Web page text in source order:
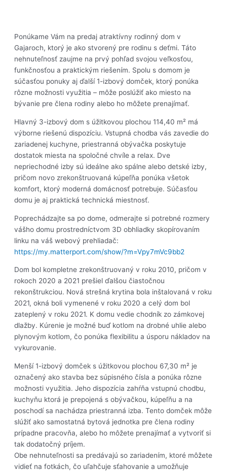
Ponúkame Vám na predaj atraktívny rodinný dom v
Gajaroch, ktorý je ako stvorený pre rodinu s deťmi. Táto
nehnuteľnosť zaujme na prvý pohľad svojou veľkosťou,
funkčnosťou a praktickým riešením. Spolu s domom je
súčasťou ponuky aj ďalší 1-izbový domček, ktorý ponúka
rôzne možnosti využitia – môže poslúžiť ako miesto na
bývanie pre člena rodiny alebo ho môžete prenajímať.
Hlavný 3-izbový dom s úžitkovou plochou 114,40 m² má
výborne riešenú dispozíciu. Vstupná chodba vás zavedie do
zariadenej kuchyne, priestranná obývačka poskytuje
dostatok miesta na spoločné chvíle a relax. Dve
nepriechodné izby sú ideálne ako spálne alebo detské izby,
pričom novo zrekonštruovaná kúpeľňa ponúka všetok
komfort, ktorý moderná domácnosť potrebuje. Súčasťou
domu je aj praktická technická miestnosť.
Poprechádzajte sa po dome, odmerajte si potrebné rozmery
vášho domu prostredníctvom 3D obhliadky skopírovaním
linku na váš webový prehliadač:
https://my.matterport.com/show/?m=Vpy7mVc9bb2
Dom bol kompletne zrekonštruovaný v roku 2010, pričom v
rokoch 2020 a 2021 prešiel ďalšou čiastočnou
rekonštrukciou. Nová strešná krytina bola inštalovaná v roku
2021, okná boli vymenené v roku 2020 a celý dom bol
zateplený v roku 2021. K domu vedie chodník zo zámkovej
dlažby. Kúrenie je možné buď kotlom na drobné uhlie alebo
plynovým kotlom, čo ponúka flexibilitu a úsporu nákladov na
vykurovanie.
Menší 1-izbový domček s úžitkovou plochou 67,30 m² je
označený ako stavba bez súpisného čísla a ponúka rôzne
možnosti využitia. Jeho dispozícia zahŕňa vstupnú chodbu,
kuchyňu ktorá je prepojená s obývačkou, kúpeľňu a na
poschodí sa nachádza priestranná izba. Tento domček môže
slúžiť ako samostatná bytová jednotka pre člena rodiny
prípadne pracovňa, alebo ho môžete prenajímať a vytvoriť si
tak dodatočný príjem.
Obe nehnuteľnosti sa predávajú so zariadením, ktoré môžete
vidieť na fotkách, čo uľahčuje sťahovanie a umožňuje